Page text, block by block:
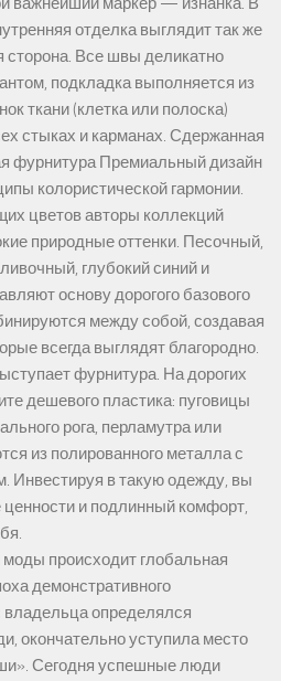
отделка выглядит так же
сторона. Все швы деликатно
подкладка выполняется из
ткани (клетка или полоска)
стыках и карманах. Сдержанная
фурнитура Премиальный дизайн
колористической гармонии.
цветов авторы коллекций
природные оттенки. Песочный,
глубокий синий и
основу дорогого базового
между собой, создавая
всегда выглядят благородно.
фурнитура. На дорогих
дешевого пластика: пуговицы
рога, перламутра или
из полированного металла с
Инвестируя в такую одежду, вы
и подлинный комфорт,
происходит глобальная
демонстративного
владельца определялся
окончательно уступила место
Сегодня успешные люди